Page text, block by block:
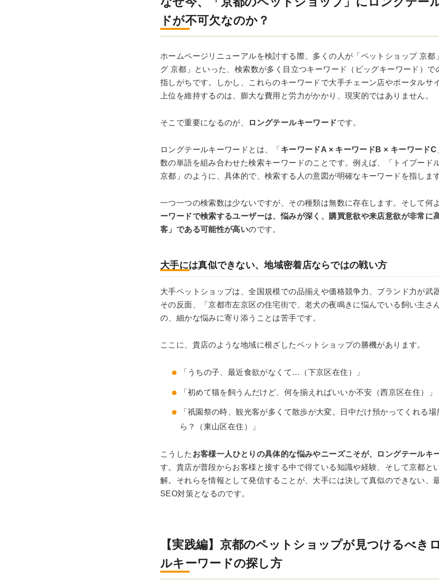
ドが不可欠なのか？
ホームページリニューアルを検討する際、多くの人が「ペットショップ 京都
グ 京都」といった、検索数が多く目立つキーワード（ビッグキーワード）で
指しがちです。しかし、これらのキーワードで大手チェーン店やポータルサ
上位を維持するのは、膨大な費用と労力がかかり、現実的ではありません。
そこで重要になるのが、 ロングテールキーワードです。
ロングテールキーワードとは、「 キーワードA × キーワードB × キーワードC
数の単語を組み合わせた検索キーワードのことです。例えば、「トイプード
京都」のように、具体的で、検索する人の意図が明確なキーワードを指しま
一つ一つの検索数は少ないですが、その種類は無数に存在します。そして何
ーワードで検索するユーザーは、悩みが深く、購買意欲や来店意欲が非常に
客」である可能性が高いのです。
大手には真似できない、地域密着店ならではの戦い方
大手ペットショップは、全国規模での品揃えや価格競争力、ブランド力が武
その反面、「京都市左京区の住宅街で、老犬の夜鳴きに悩んでいる飼い主さ
の、細かな悩みに寄り添うことは苦手です。
ここに、貴店のような地域に根ざしたペットショップの勝機があります。
「うちの子、最近食欲がなくて…（下京区在住）」
「初めて猫を飼うんだけど、何を揃えればいいか不安（西京区在住）」
「祇園祭の時、観光客が多くて散歩が大変。日中だけ預かってくれる
ら？（東山区在住）」
こうした お客様一人ひとりの具体的な悩みやニーズこそが、ロングテールキ
す。貴店が普段からお客様と接する中で得ている知識や経験、そして京都と
解。それらを情報として発信することが、大手には決して真似のできない、
SEO対策となるのです。
【実践編】京都のペットショップが見つけるべき
ルキーワードの探し方